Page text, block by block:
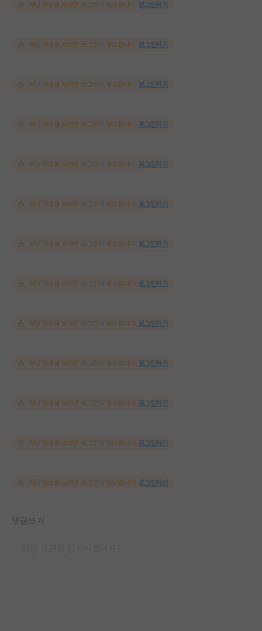
해당 댓글을 보려면 로그인이 필요합니다. 로그인하기
해당 댓글을 보려면 로그인이 필요합니다. 로그인하기
해당 댓글을 보려면 로그인이 필요합니다. 로그인하기
해당 댓글을 보려면 로그인이 필요합니다. 로그인하기
해당 댓글을 보려면 로그인이 필요합니다. 로그인하기
해당 댓글을 보려면 로그인이 필요합니다. 로그인하기
해당 댓글을 보려면 로그인이 필요합니다. 로그인하기
해당 댓글을 보려면 로그인이 필요합니다. 로그인하기
해당 댓글을 보려면 로그인이 필요합니다. 로그인하기
해당 댓글을 보려면 로그인이 필요합니다. 로그인하기
해당 댓글을 보려면 로그인이 필요합니다. 로그인하기
해당 댓글을 보려면 로그인이 필요합니다. 로그인하기
해당 댓글을 보려면 로그인이 필요합니다. 로그인하기
댓글쓰기